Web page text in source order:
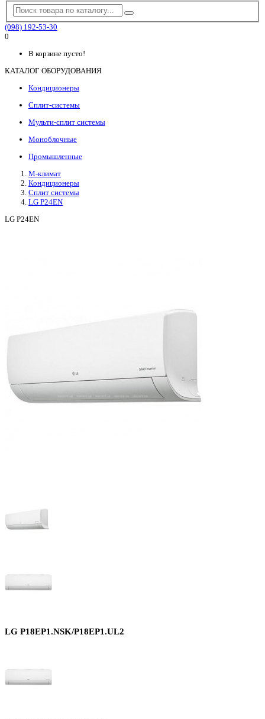
(098) 192-53-30
0
В корзине пусто!
КАТАЛОГ ОБОРУДОВАНИЯ
Кондиционеры
Сплит-системы
Мульти-сплит системы
Моноблочные
Промышленные
М-климат
Кондиционеры
Сплит системы
LG P24EN
LG P24EN
LG P18EP1.NSK/P18EP1.UL2